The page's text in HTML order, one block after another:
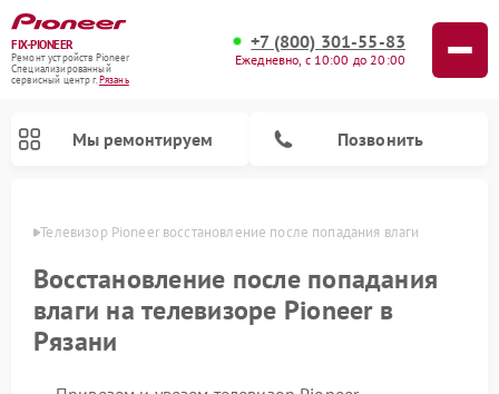
FIX-PIONEER
Ремонт устройств Pioneer
Специализированный
cервисный центр г.Рязань
+7 (800) 301-55-83
Ежедневно, с 10:00 до 20:00
Мы ремонтируем Позвонить
Телевизор Pioneer восстановление после попадания влаги
Восстановление после попадания
влаги на телевизоре Pioneer в
Рязани